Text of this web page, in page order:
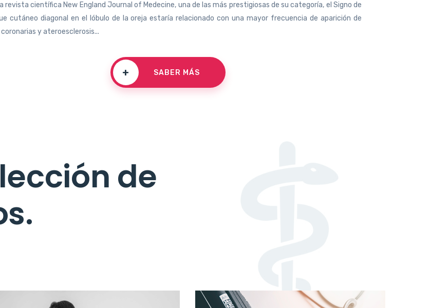
revista científica New England Journal of Medecine, una de las más prestigiosas de su categoría, el Signo de
cutáneo diagonal en el lóbulo de la oreja estaría relacionado con una mayor frecuencia de aparición de
y ateroesclerosis...
+ SABER MÁS
de